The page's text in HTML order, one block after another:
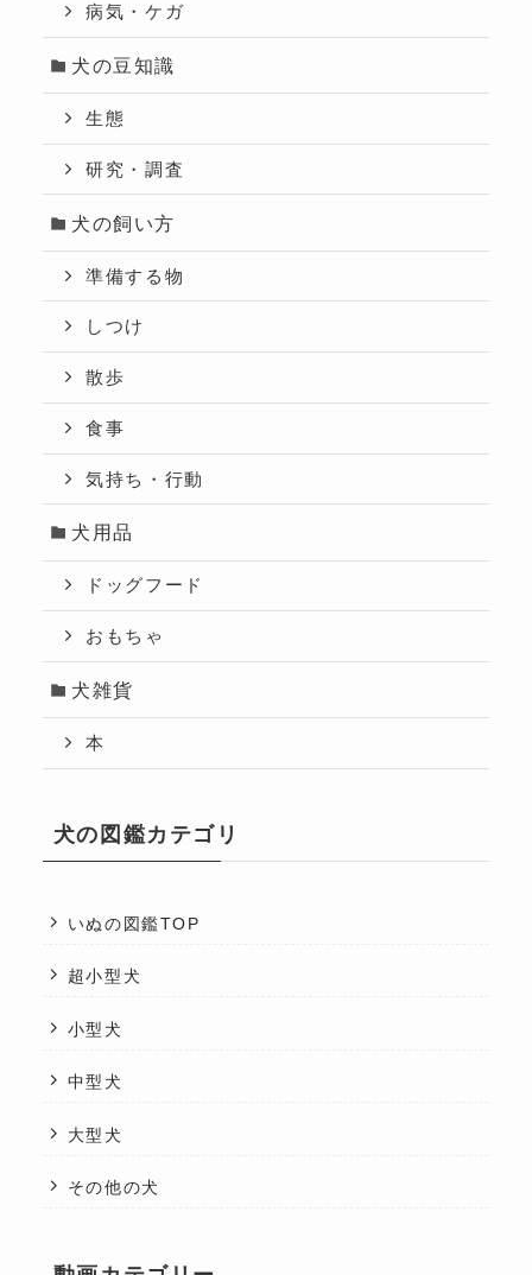
病気・ケガ
犬の豆知識
生態
研究・調査
犬の飼い方
準備する物
しつけ
散歩
食事
気持ち・行動
犬用品
ドッグフード
おもちゃ
犬雑貨
本
犬の図鑑カテゴリ
いぬの図鑑TOP
超小型犬
小型犬
中型犬
大型犬
その他の犬